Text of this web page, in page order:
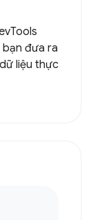
bạn đưa ra
liệu thực